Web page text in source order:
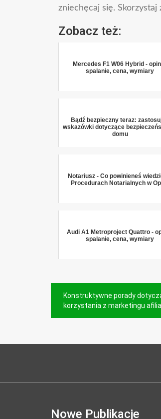
zniechęcaj się.
Zobacz też:
Mercedes F1 W06 Hybrid -
spalanie, cena, wymiary
Bądź bezpieczny teraz:
wskazówki dotyczące
domu
Notariusz - Co powinieneś
Procedurach Notarialnych w
Audi A1 Metroproject Quattro -
spalanie, cena, wymiary
Nawigacja
wpisu
Konstruktywne porady
korzystania z marketingu
Nowe Publikacje